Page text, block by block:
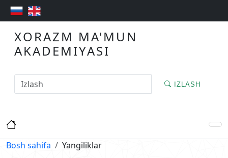
XORAZM MA'MUN
AKADEMIYASI
IZLASH
Bosh sahifa Yangiliklar